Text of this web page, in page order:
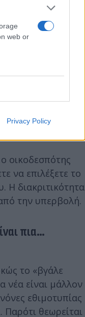
web or
Privacy Policy
που
τον λογαριασμό,
να κινηθείτε
να
αίσθηση του
budget που έχει
οικοδεσπότης
να επιλέξετε το
Η διακριτικότητα
την υπερβολή.
πια…
το «βγάλε
νέα είναι μάλλον
εθιμοτυπίας
Παρότι θεωρείται